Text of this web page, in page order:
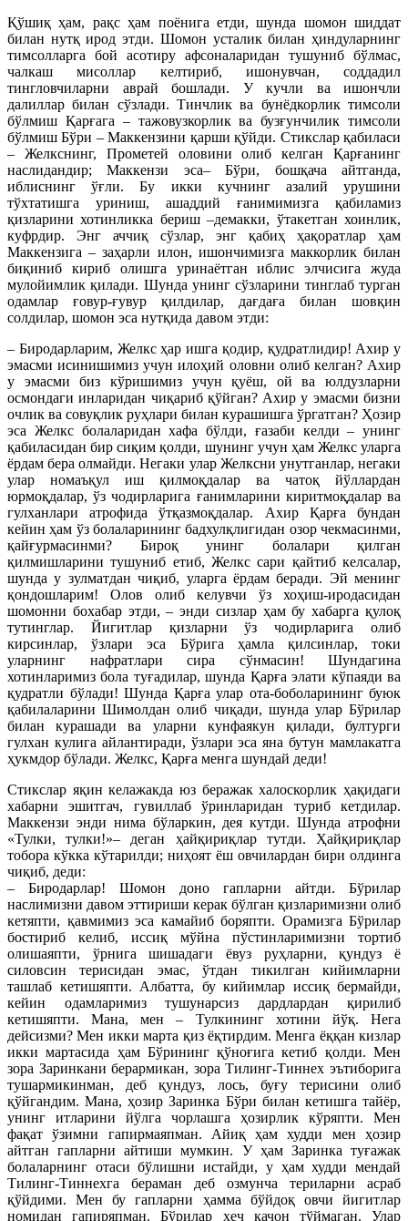
Қўшиқ ҳам, рақс ҳам поёнига етди, шунда шомон шиддат
билан нутқ ирод этди. Шомон усталик билан ҳиндуларнинг
тимсолларга бой асотиру афсоналаридан тушуниб бўлмас,
чалкаш мисоллар келтириб, ишонувчан, соддадил
тингловчиларни аврай бошлади. У кучли ва ишончли
далиллар билан сўзлади. Тинчлик ва бунёдкорлик тимсоли
бўлмиш Қарғага – тажовузкорлик ва бузғунчилик тимсоли
бўлмиш Бўри – Маккензини қарши қўйди. Стикслар қабиласи
– Желкснинг, Прометей оловини олиб келган Қарғанинг
наслидандир; Маккензи эса– Бўри, бошқача айтганда,
иблиснинг ўғли. Бу икки кучнинг азалий урушини
тўхтатишга уриниш, ашаддий ғанимимизга қабиламиз
қизларини хотинликка бериш –демакки, ўтакетган хоинлик,
куфрдир. Энг аччиқ сўзлар, энг қабиҳ ҳақоратлар ҳам
Маккензига – заҳарли илон, ишончимизга маккорлик билан
биқиниб кириб олишга уринаётган иблис элчисига жуда
мулойимлик қилади. Шунда унинг сўзларини тинглаб турган
одамлар ғовур-ғувур қилдилар, дағдаға билан шовқин
солдилар, шомон эса нутқида давом этди:
– Биродарларим, Желкс ҳар ишга қодир, қудратлидир! Ахир у
эмасми исинишимиз учун илоҳий оловни олиб келган? Ахир
у эмасми биз кўришимиз учун қуёш, ой ва юлдузларни
осмондаги инларидан чиқариб қўйган? Ахир у эмасми бизни
очлик ва совуқлик руҳлари билан курашишга ўргатган? Ҳозир
эса Желкс болаларидан хафа бўлди, ғазаби келди – унинг
қабиласидан бир сиқим қолди, шунинг учун ҳам Желкс уларга
ёрдам бера олмайди. Негаки улар Желксни унутганлар, негаки
улар номаъқул иш қилмоқдалар ва чатоқ йўллардан
юрмоқдалар, ўз чодирларига ғанимларини киритмоқдалар ва
гулханлари атрофида ўтқазмоқдалар. Ахир Қарға бундан
кейин ҳам ўз болаларининг бадхулқлигидан озор чекмасинми,
қайғурмасинми? Бироқ унинг болалари қилган
қилмишларини тушуниб етиб, Желкс сари қайтиб келсалар,
шунда у зулматдан чиқиб, уларга ёрдам беради. Эй менинг
қондошларим! Олов олиб келувчи ўз хоҳиш-иродасидан
шомонни бохабар этди, – энди сизлар ҳам бу хабарга қулоқ
тутинглар. Йигитлар қизларни ўз чодирларига олиб
кирсинлар, ўзлари эса Бўрига ҳамла қилсинлар, токи
уларнинг нафратлари сира сўнмасин! Шундагина
хотинларимиз бола туғадилар, шунда Қарға элати кўпаяди ва
қудратли бўлади! Шунда Қарға улар ота-боболарининг буюк
қабилаларини Шимолдан олиб чиқади, шунда улар Бўрилар
билан курашади ва уларни кунфаякун қилади, бултурги
гулхан кулига айлантиради, ўзлари эса яна бутун мамлакатга
ҳукмдор бўлади. Желкс, Қарға менга шундай деди!
Стикслар яқин келажакда юз беражак халоскорлик ҳақидаги
хабарни эшитгач, гувиллаб ўринларидан туриб кетдилар.
Маккензи энди нима бўларкин, дея кутди. Шунда атрофни
«Тулки, тулки!»– деган ҳайқириқлар тутди. Ҳайқириқлар
тобора кўкка кўтарилди; ниҳоят ёш овчилардан бири олдинга
чиқиб, деди:
– Биродарлар! Шомон доно гапларни айтди. Бўрилар
наслимизни давом эттириши керак бўлган қизларимизни олиб
кетяпти, қавмимиз эса камайиб боряпти. Орамизга Бўрилар
бостириб келиб, иссиқ мўйна пўстинларимизни тортиб
олишаяпти, ўрнига шишадаги ёвуз руҳларни, қундуз ё
силовсин терисидан эмас, ўтдан тикилган кийимларни
ташлаб кетишяпти. Албатта, бу кийимлар иссиқ бермайди,
кейин одамларимиз тушунарсиз дардлардан қирилиб
кетишяпти. Мана, мен – Тулкининг хотини йўқ. Нега
дейсизми? Мен икки марта қиз ёқтирдим. Менга ёққан кизлар
икки мартасида ҳам Бўрининг қўноғига кетиб қолди. Мен
зора Заринкани берармикан, зора Тилинг-Тиннех эътиборига
тушармикинман, деб қундуз, лось, буғу терисини олиб
қўйгандим. Мана, ҳозир Заринка Бўри билан кетишга тайёр,
унинг итларини йўлга чорлашга ҳозирлик кўряпти. Мен
фақат ўзимни гапирмаяпман. Айиқ ҳам худди мен ҳозир
айтган гапларни айтиши мумкин. У ҳам Заринка туғажак
болаларнинг отаси бўлишни истайди, у ҳам худди мендай
Тилинг-Тиннехга бераман деб озмунча териларни асраб
қўйдими. Мен бу гапларни ҳамма бўйдоқ овчи йигитлар
номидан гапиряпман. Бўрилар ҳеч қачон тўймаган. Улар